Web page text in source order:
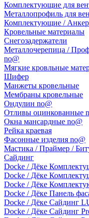
Комплектующие для
Металлопрофиль для
Комплектующие /
Кровельные материалы
Снегозадержатели
Металлочерепица /
no@
Мягкие кровльные
Шифер
Манжеты кровельные
Мембраны кровельные
Ондулин no@
Отливы оцинкованные
Окна мансардные no@
Рейка краевая
Фасонные изделия no@
Мастика / Праймер /
Сайдинг
Docke / Дёке
Docke / Дёке
Docke / Дёке
Docke / Дёке Панель
Docke / Дёке Сайдинг
Docke / Дёке Сайдинг